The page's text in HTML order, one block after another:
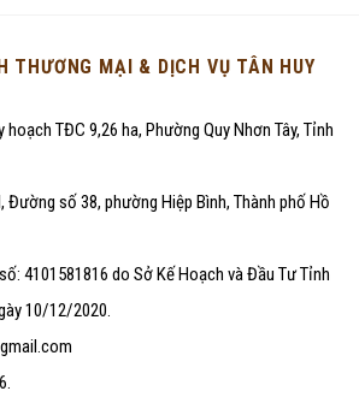
THƯƠNG MẠI & DỊCH VỤ TÂN HUY
hoạch TĐC 9,26 ha, Phường Quy Nhơn Tây, Tỉnh
Đường số 38, phường Hiệp Bình, Thành phố Hồ
4101581816 do Sở Kế Hoạch và Đầu Tư Tỉnh
10/12/2020.